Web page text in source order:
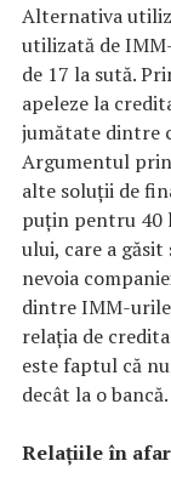
Alternativa
utilizată de
de 17 la sută.
apeleze la
jumătate dintre
Argumentul
alte soluții de
puțin pentru 40
ului, care a
nevoia
dintre IMM-
relația de
este faptul că
decât la o bancă.
Relațiile în